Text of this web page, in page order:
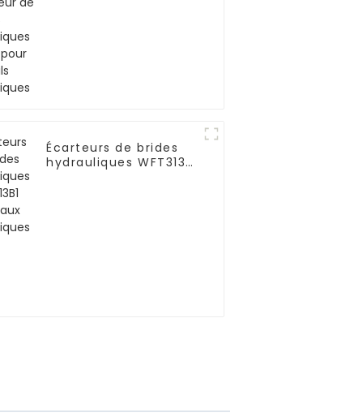
Écarteurs de brides
hydrauliques WFT313B1